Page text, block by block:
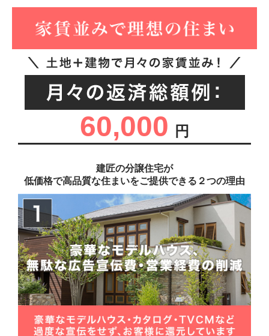
60,000 円
建匠の分譲住宅が
低価格で高品質な住まいをご提供できる２つの理由